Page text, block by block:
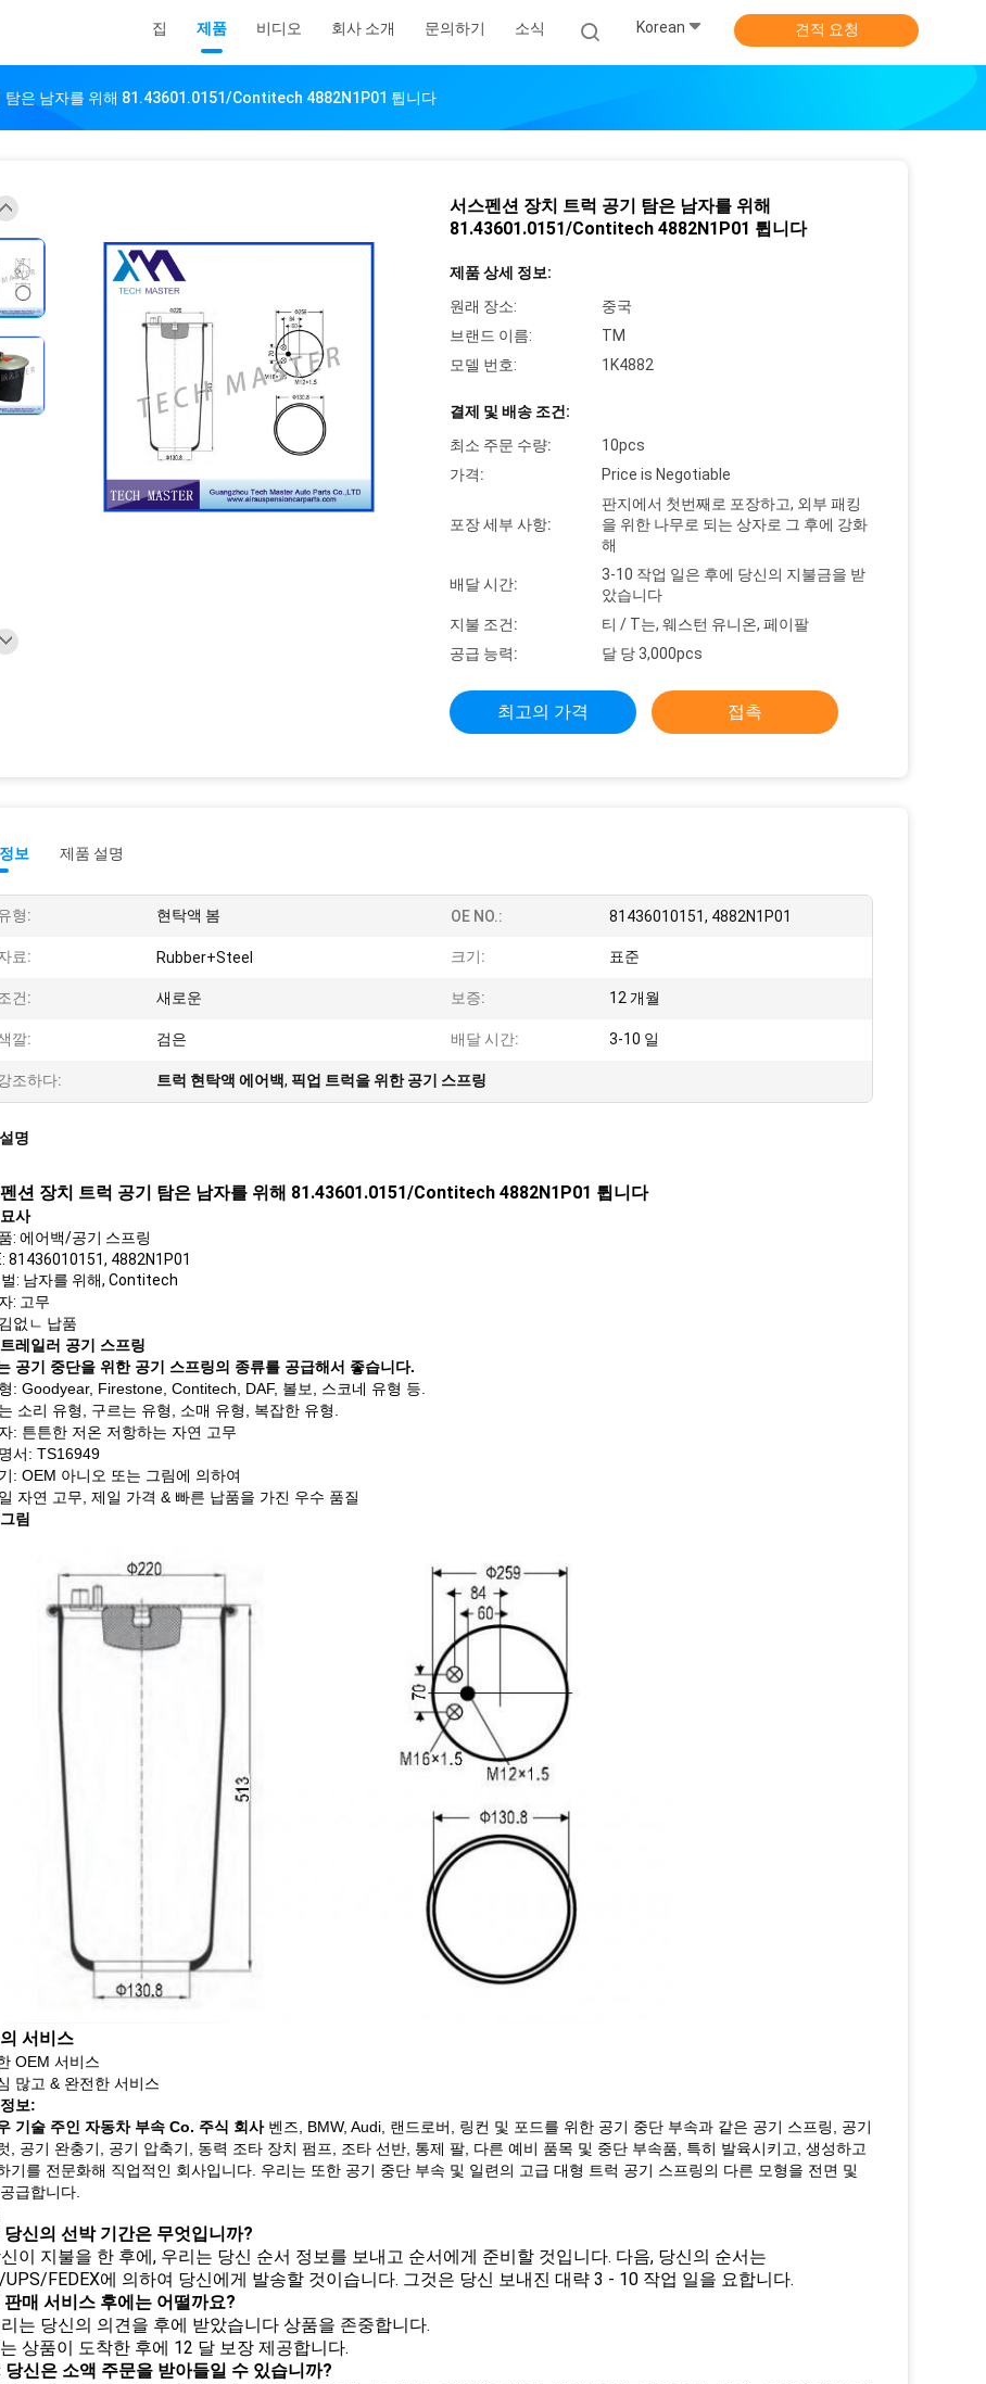
집 제품 비디오 회사 소개 문의하기 소식 Korean 견적 요청
탐은 남자를 위해 81.43601.0151/Contitech 4882N1P01 튑니다
서스펜션 장치 트럭 공기 탐은 남자를 위해
81.43601.0151/Contitech 4882N1P01 튑니다
제품 상세 정보:
원래 장소:
중국
브랜드 이름:
TM
모델 번호:
1K4882
결제 및 배송 조건:
최소 주문 수량:
10pcs
가격:
Price is Negotiable
포장 세부 사항:
판지에서 첫번째로 포장하고, 외부 패킹
을 위한 나무로 되는 상자로 그 후에 강화
해
배달 시간:
3-10 작업 일은 후에 당신의 지불금을 받
았습니다
지불 조건:
티 / T는, 웨스턴 유니온, 페이팔
공급 능력:
달 당 3,000pcs
최고의 가격 접촉
보 제품 설명
형: 현탁액 봄 OE NO.: 81436010151, 4882N1P01
료: Rubber+Steel 크기: 표준
건: 새로운 보증: 12 개월
깔: 검은 배달 시간: 3-10 일
조하다: 트럭 현탁액 에어백, 픽업 트럭을 위한 공기 스프링
명
션 장치 트럭 공기 탐은 남자를 위해 81.43601.0151/Contitech 4882N1P01 튑니다
사
: 에어백/공기 스프링
81436010151, 4882N1P01
벌: 남자를 위해, Contitech
: 고무
없ㄴ 납품
레일러 공기 스프링
공기 중단을 위한 공기 스프링의 종류를 공급해서 좋습니다.
: Goodyear, Firestone, Contitech, DAF, 볼보, 스코네 유형 등.
소리 유형, 구르는 유형, 소매 유형, 복잡한 유형.
: 튼튼한 저온 저항하는 자연 고무
서: TS16949
: OEM 아니오 또는 그림에 의하여
자연 고무, 제일 가격 & 빠른 납품을 가진 우수 품질
림
서비스
OEM 서비스
많고 & 완전한 서비스
보:
기술 주인 자동차 부속 Co. 주식 회사벤즈, BMW, Audi, 랜드로버, 링컨 및 포드를 위한 공기 중단 부속과 같은 공기 스프링, 공기
, 공기 완충기, 공기 압축기, 동력 조타 장치 펌프, 조타 선반, 통제 팔, 다른 예비 품목 및 중단 부속품, 특히 발육시키고, 생성하고
기를 전문화해 직업적인 회사입니다. 우리는 또한 공기 중단 부속 및 일련의 고급 대형 트럭 공기 스프링의 다른 모형을 전면 및
급합니다.
당신의 선박 기간은 무엇입니까?
이 지불을 한 후에, 우리는 당신 순서 정보를 보내고 순서에게 준비할 것입니다. 다음, 당신의 순서는
UPS/FEDEX에 의하여 당신에게 발송할 것이습니다. 그것은 당신 보내진 대략 3 - 10 작업 일을 요합니다.
판매 서비스 후에는 어떨까요?
는 당신의 의견을 후에 받았습니다 상품을 존중합니다.
상품이 도착한 후에 12 달 보장 제공합니다.
당신은 소액 주문을 받아들일 수 있습니까?